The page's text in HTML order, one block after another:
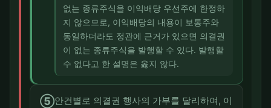
없는 종류주식을 이익배당 우선주에 한정하
지 않으므로, 이익배당의 내용이 보통주와
동일하더라도 정관에 근거가 있으면 의결권
이 없는 종류주식을 발행할 수 있다. 발행할
수 없다고 한 설명은 옳지 않다.
⑤안건별로 의결권 행사의 가부를 달리하여, 이